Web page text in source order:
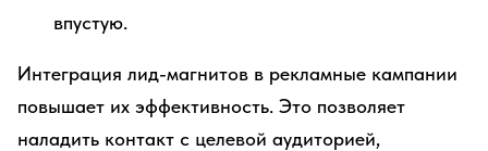
впустую.
Интеграция лид-магнитов в рекламные кампании
повышает их эффективность. Это позволяет
наладить контакт с целевой аудиторией,